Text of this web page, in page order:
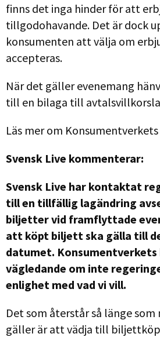
finns det inga hinder för att
tillgodohavande. Det är dock
konsumenten att välja om
accepteras.
När det gäller evenemang
till en bilaga till
Läs mer om
Svensk Live kommenterar:
Svensk Live har kontaktat
till en tillfällig lagändring
biljetter vid framflyttade
att köpt biljett ska gälla till
datumet. Konsumentverkets
vägledande om inte
enlighet med vad vi vill.
Det som återstår så länge som
gäller är att vädja till